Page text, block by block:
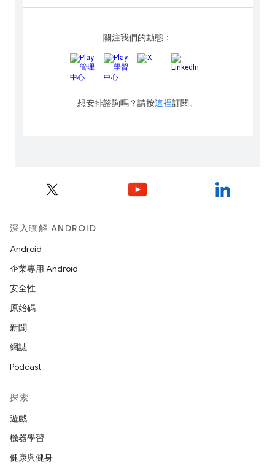
深入瞭解 ANDROID
Android
企業專用 Android
安全性
原始碼
新聞
網誌
Podcast
探索
遊戲
機器學習
健康與健身